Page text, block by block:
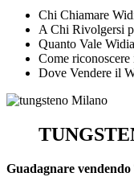
Chi Chiamare
A Chi Rivolgersi
Quanto Vale
Come
Dove Vendere il
Guadagnare